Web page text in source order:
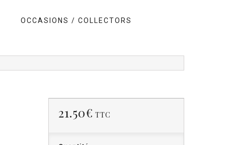
OCCASIONS / COLLECTORS
21.50€ TTC